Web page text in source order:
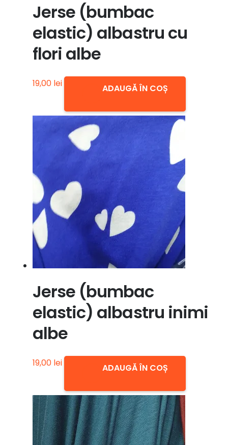
Jerse (bumbac
elastic) albastru cu
flori albe
19,00 lei ADAUGĂ ÎN COȘ
Jerse (bumbac
elastic) albastru inimi
albe
19,00 lei ADAUGĂ ÎN COȘ